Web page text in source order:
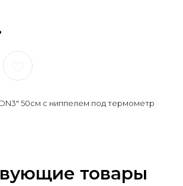
50см с ниппелем под термометр